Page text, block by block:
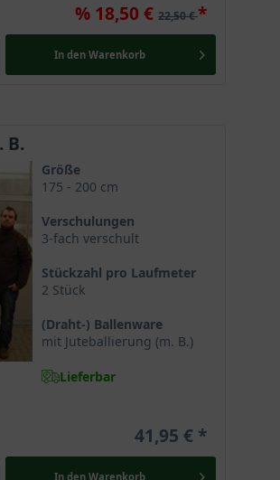
% 18,50 € 22,50 €
In den Warenkorb
B.
Größe
175 - 200 cm
Verschulungen
3-fach verschult
Stückzahl pro Laufmeter
2 Stück
(Draht-) Ballenware
mit Juteballierung (m. B.)
Lieferbar
41,95 €
In den Warenkorb